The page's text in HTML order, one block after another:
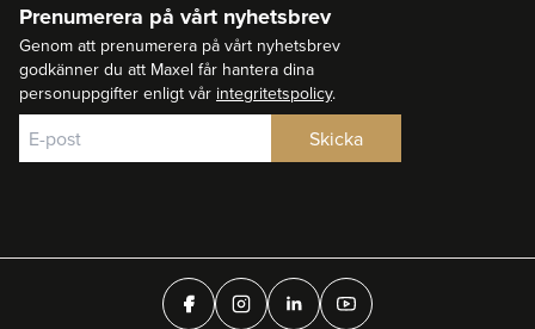
Prenumerera på vårt nyhetsbrev
Genom att prenumerera på vårt nyhetsbrev
godkänner du att Maxel får hantera dina
personuppgifter enligt vår integritetspolicy.